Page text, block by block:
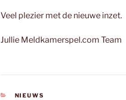
Veel plezier met de nieuwe inzet.
Jullie Meldkamerspel.com Team
CATEGORIEËN
NIEUWS